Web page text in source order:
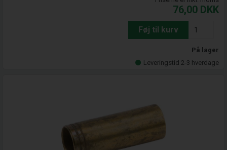
76,00 DKK
Føj til kurv
På lager
Leveringstid 2-3 hverdage